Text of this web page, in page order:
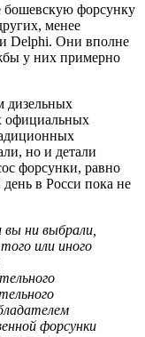
бошевскую форсунку
менее
Delphi. Они вполне
у них примерно
дизельных
официальных
но и детали
форсунки, равно
в Росси пока не
ни выбрали,
или иного
форсунки